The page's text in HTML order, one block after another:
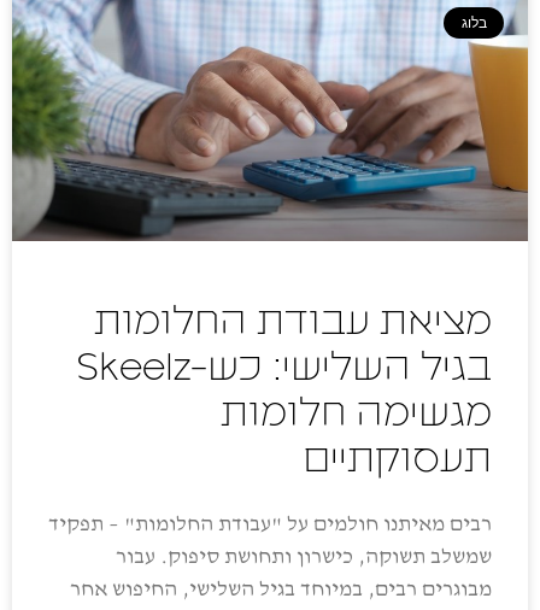
בלוג
מציאת עבודת החלומות
בגיל השלישי: כש-Skeelz
מגשימה חלומות
תעסוקתיים
רבים מאיתנו חולמים על "עבודת החלומות" – תפקיד
שמשלב תשוקה, כישרון ותחושת סיפוק. עבור
מבוגרים רבים, במיוחד בגיל השלישי, החיפוש אחר